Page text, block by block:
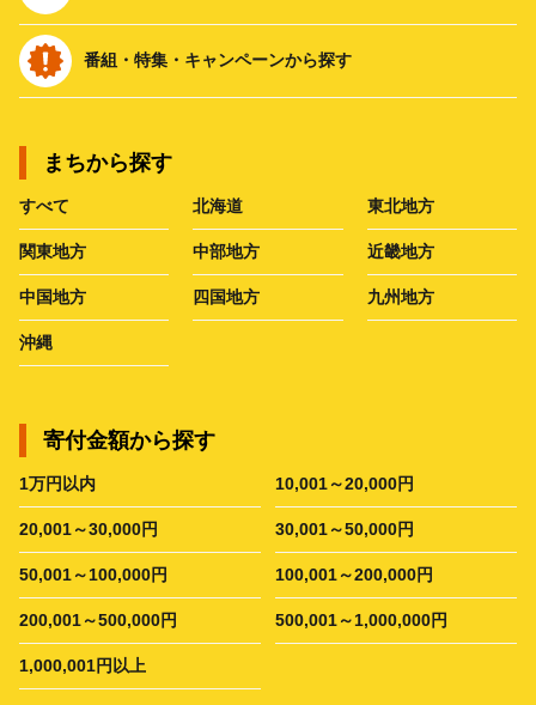
番組・特集・キャンペーンから探す
まちから探す
すべて 北海道 東北地方
関東地方 中部地方 近畿地方
中国地方 四国地方 九州地方
沖縄
寄付金額から探す
1万円以内 10,001～20,000円
20,001～30,000円 30,001～50,000円
50,001～100,000円 100,001～200,000円
200,001～500,000円 500,001～1,000,000円
1,000,001円以上